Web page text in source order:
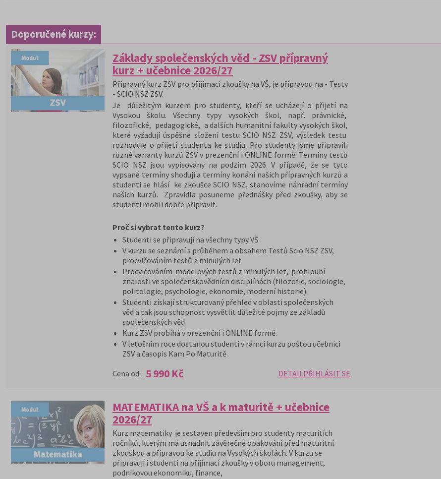
Doporučené kurzy:
Základy společenských věd - ZSV přípravný
kurz + učebnice 2026/27
Přípravný kurz ZSV pro přijímací zkoušky na VŠ, je přípravou na - Testy
- SCIO NSZ ZSV.
Je důležitým kurzem pro studenty, kteří se ucházejí o přijetí na
Vysokou školu. Všechny typy vysokých škol, např. právnické,
filozofické, pedagogické, a dalších humanitní fakulty vysokých škol,
které vyžadují úspěšné složení testu SCIO NSZ ZSV, výsledek testu
rozhoduje o přijetí studenta ke studiu. Pro studenty jsme připravili
různé varianty kurzů ZSV v prezenční i ONLINE formě. Termíny testů
SCIO NSZ jsou vypisovány na podzim 2026. V případě, že se tyto
vypsané termíny shodují a termíny konání našich přípravných kurzů a
studenti se hlásí ke zkoušce SCIO NSZ, stanovíme náhradní termíny
našich kurzů. Zpravidla posuneme přednášky před zkoušky, aby se
studenti mohli dobře připravit.
Proč si vybrat tento kurz?
Studenti se připravují na všechny typy VŠ
V kurzu se seznámí s průběhem a obsahem Testů Scio NSZ ZSV,
procvičováním testů z minulých let
Procvičováním modelových testů z minulých let, prohloubí
znalosti ve společenskovědních disciplínách (filozofie, sociologie,
politologie, psychologie, ekonomie, moderní historie)
Studenti získají strukturovaný přehled v oblasti společenských
věd a tak jsou schopnost vysvětlit důležité pojmy ze základů
společenských věd
Kurz ZSV probíhá v prezenční i ONLINE formě.
V letošním roce dostanou studenti v rámci kurzu poštou učebnici
ZSV a časopis Kam Po Maturitě.
Cena od: 5 990 Kč DETAILPŘIHLÁSIT SE
MATEMATIKA na VŠ a k maturitě + učebnice
2026/27
Kurz matematiky je sestaven především pro studenty maturitích
ročníků, kterým má usnadnit závěrečné opakování před maturitní
zkouškou a přípravou ke studiu na Vysokých školách. V kurzu se
připravují i studenti na přijímací zkoušky v oboru management,
podnikovou ekonomiku, finance,